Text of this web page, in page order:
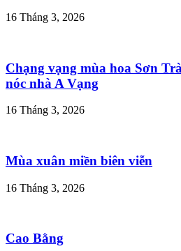
16 Tháng 3, 2026
Chạng vạng mùa hoa Sơn
nóc nhà A Vạng
16 Tháng 3, 2026
Mùa xuân miền biên viễn
16 Tháng 3, 2026
Cao Bằng